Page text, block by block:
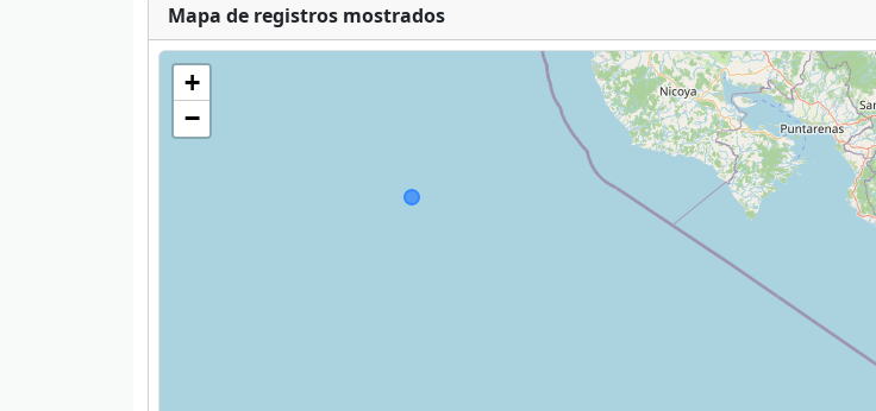
Mapa de registros mostrados
+
−